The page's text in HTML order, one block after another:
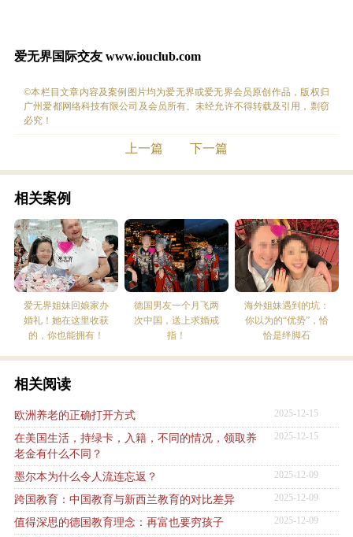
爱无界国际交友 www.iouclub.com
©本栏目文章内容及案例图片均为爱无界或爱无界会员原创作品，版权归
广州爱都网络科技有限公司及会员所有。未经允许不得转载及引用，剽窃
必究！
上一篇 下一篇
相关案例
爱无界姐妹回娘家办
婚礼！她在这里收获
的，你也能拥有！
德国男友一个月飞两
次中国，送上求婚戒
指！
海外姐妹遇到的坑：
你以为的“优势”，恰
恰是绊脚石
相关阅读
欧洲养老的正确打开方式 2025-12-15
在美国生活，持绿卡，入籍，不同的情况，领取养
老金有什么不同？
2025-12-15
墨尔本为什么令人流连忘返？ 2025-12-09
跨国教育：中国教育与新西兰教育的对比差异 2025-12-09
值得深思的德国教育理念：再富也要穷孩子 2025-12-09